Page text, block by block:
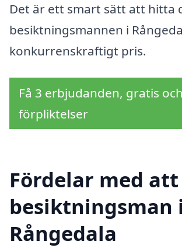
Det är ett smart sätt att hitta
besiktningsmannen i
konkurrenskraftigt pris.
Få 3 erbjudanden, gratis
förpliktelser
Fördelar med
besiktningsman i
Rångedala